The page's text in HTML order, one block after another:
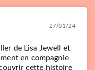
27/01/24
de Lisa Jewell et
en compagnie
cette histoire